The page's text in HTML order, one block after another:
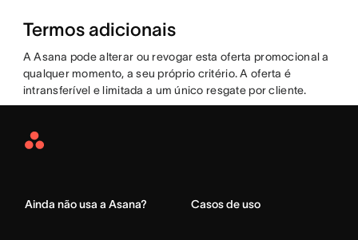
Termos adicionais
A Asana pode alterar ou revogar esta oferta promocional a
qualquer momento, a seu próprio critério. A oferta é
intransferível e limitada a um único resgate por cliente.
Asana
Ainda não usa a Asana? Casos de uso